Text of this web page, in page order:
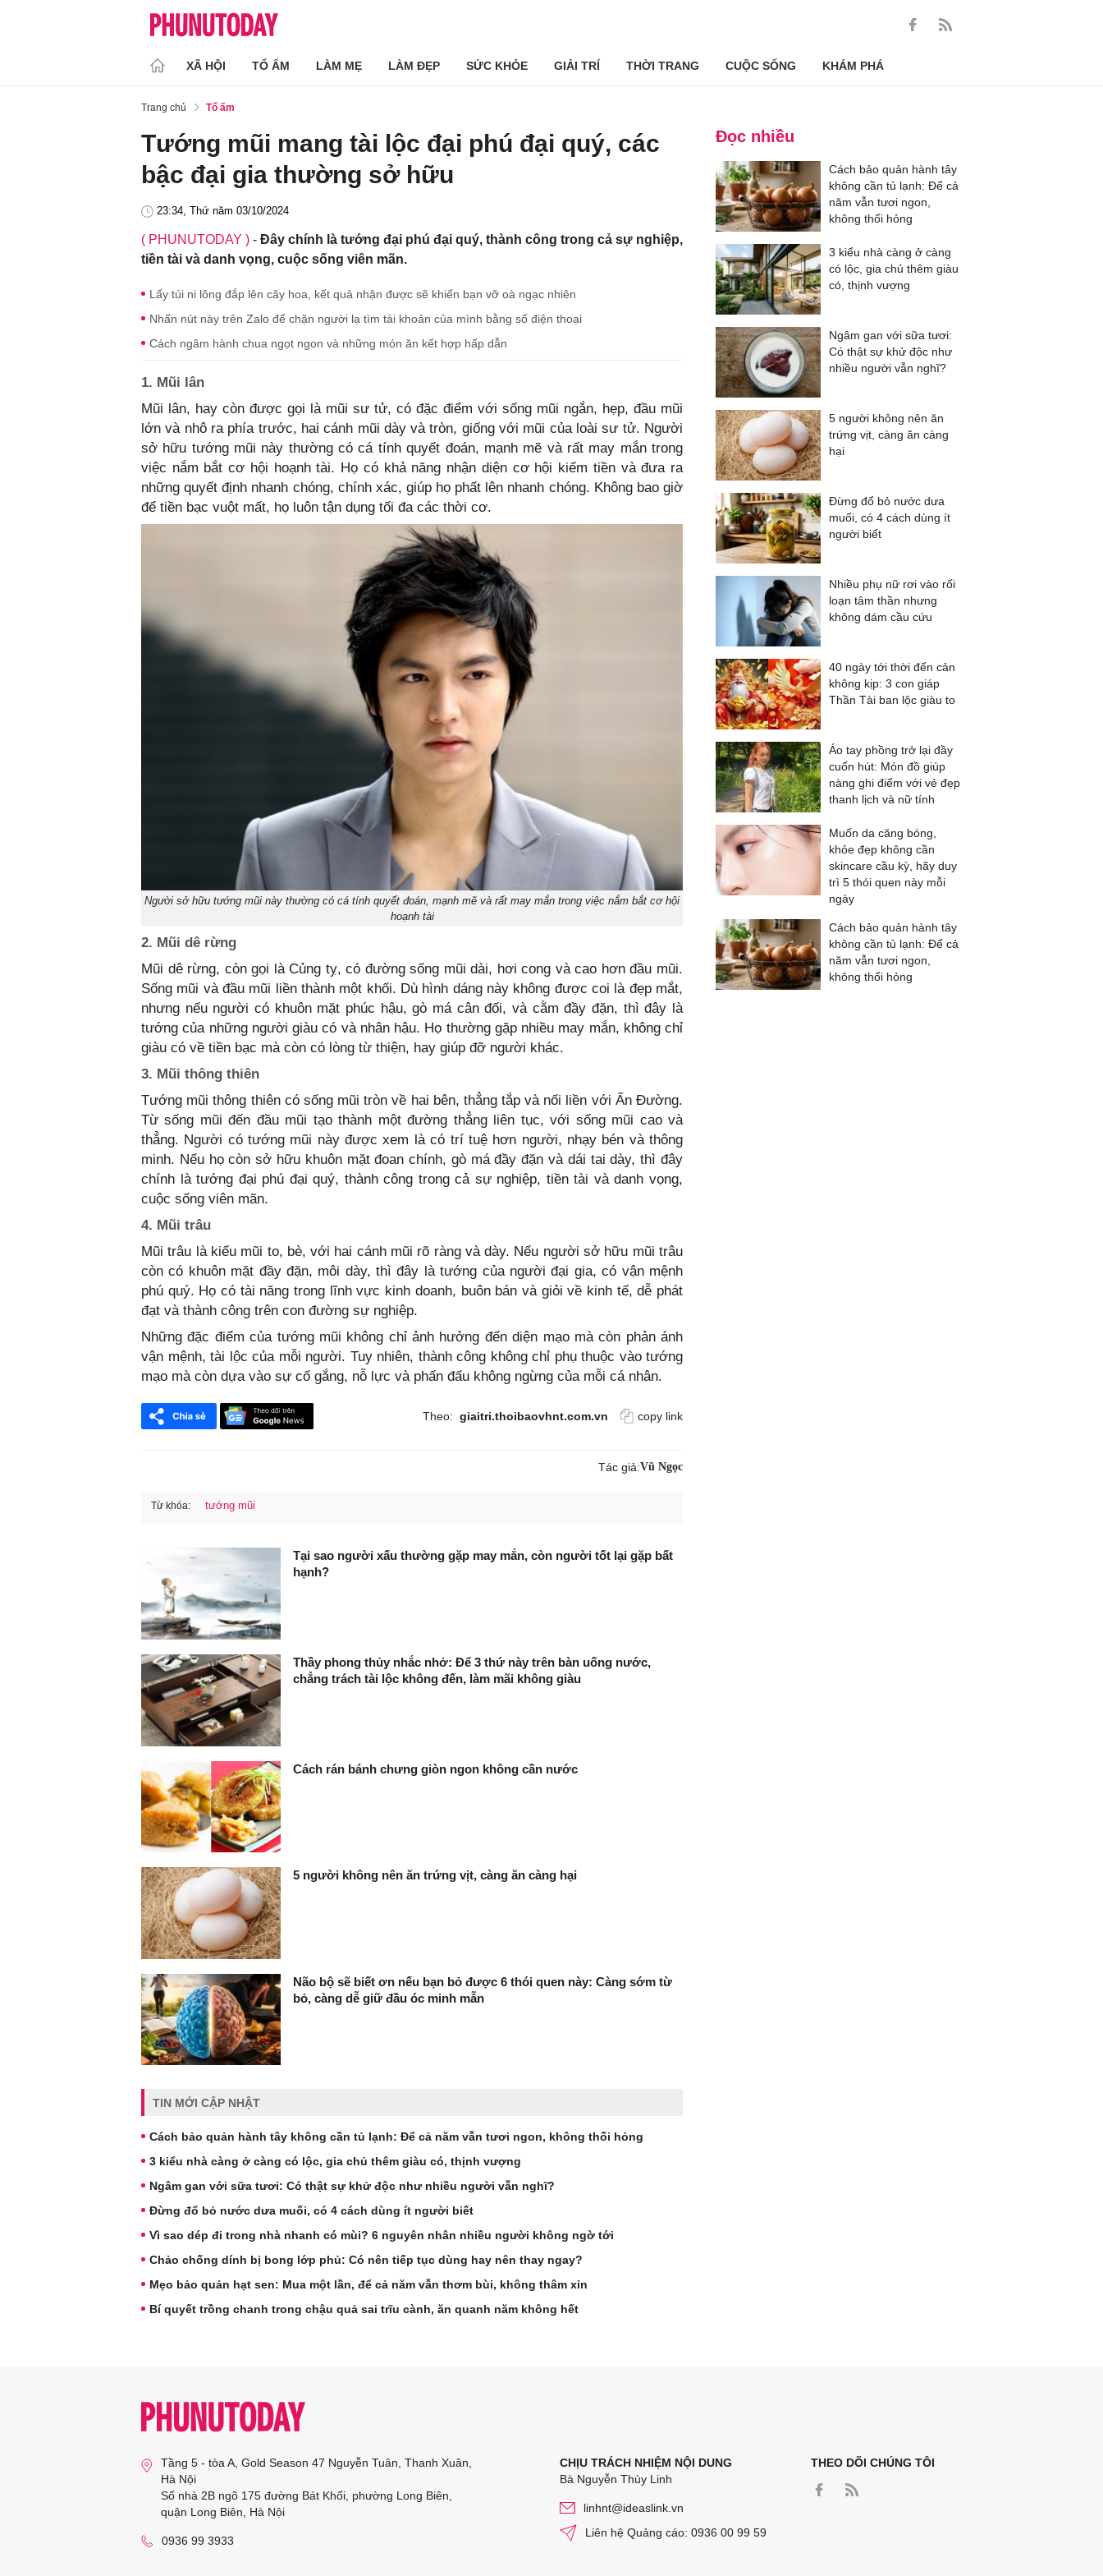
XÃ HỘI TỔ ẤM LÀM MẸ LÀM ĐẸP SỨC KHỎE GIẢI TRÍ THỜI TRANG CUỘC SỐNG KHÁM PHÁ
Trang chủ Tổ ấm
Tướng mũi mang tài lộc đại phú đại quý, các
bậc đại gia thường sở hữu
23:34, Thứ năm 03/10/2024
( PHUNUTODAY ) - Đây chính là tướng đại phú đại quý, thành công trong cả sự nghiệp,
tiền tài và danh vọng, cuộc sống viên mãn.
Lấy túi ni lông đắp lên cây hoa, kết quả nhận được sẽ khiến bạn vỡ oà ngạc nhiên
Nhấn nút này trên Zalo để chặn người lạ tìm tài khoản của mình bằng số điện thoại
Cách ngâm hành chua ngọt ngon và những món ăn kết hợp hấp dẫn
1. Mũi lân
Mũi lân, hay còn được gọi là mũi sư tử, có đặc điểm với sống mũi ngắn, hẹp, đầu mũi
lớn và nhô ra phía trước, hai cánh mũi dày và tròn, giống với mũi của loài sư tử. Người
sở hữu tướng mũi này thường có cá tính quyết đoán, mạnh mẽ và rất may mắn trong
việc nắm bắt cơ hội hoạnh tài. Họ có khả năng nhận diện cơ hội kiếm tiền và đưa ra
những quyết định nhanh chóng, chính xác, giúp họ phất lên nhanh chóng. Không bao giờ
để tiền bạc vuột mất, họ luôn tận dụng tối đa các thời cơ.
Người sở hữu tướng mũi này thường có cá tính quyết đoán, mạnh mẽ và rất may mắn trong việc nắm bắt cơ hội
hoạnh tài
2. Mũi dê rừng
Mũi dê rừng, còn gọi là Củng tỵ, có đường sống mũi dài, hơi cong và cao hơn đầu mũi.
Sống mũi và đầu mũi liền thành một khối. Dù hình dáng này không được coi là đẹp mắt,
nhưng nếu người có khuôn mặt phúc hậu, gò má cân đối, và cằm đầy đặn, thì đây là
tướng của những người giàu có và nhân hậu. Họ thường gặp nhiều may mắn, không chỉ
giàu có về tiền bạc mà còn có lòng từ thiện, hay giúp đỡ người khác.
3. Mũi thông thiên
Tướng mũi thông thiên có sống mũi tròn về hai bên, thẳng tắp và nối liền với Ấn Đường.
Từ sống mũi đến đầu mũi tạo thành một đường thẳng liên tục, với sống mũi cao và
thẳng. Người có tướng mũi này được xem là có trí tuệ hơn người, nhạy bén và thông
minh. Nếu họ còn sở hữu khuôn mặt đoan chính, gò má đầy đặn và dái tai dày, thì đây
chính là tướng đại phú đại quý, thành công trong cả sự nghiệp, tiền tài và danh vọng,
cuộc sống viên mãn.
4. Mũi trâu
Mũi trâu là kiểu mũi to, bè, với hai cánh mũi rõ ràng và dày. Nếu người sở hữu mũi trâu
còn có khuôn mặt đầy đặn, môi dày, thì đây là tướng của người đại gia, có vận mệnh
phú quý. Họ có tài năng trong lĩnh vực kinh doanh, buôn bán và giỏi về kinh tế, dễ phát
đạt và thành công trên con đường sự nghiệp.
Những đặc điểm của tướng mũi không chỉ ảnh hưởng đến diện mạo mà còn phản ánh
vận mệnh, tài lộc của mỗi người. Tuy nhiên, thành công không chỉ phụ thuộc vào tướng
mạo mà còn dựa vào sự cố gắng, nỗ lực và phấn đấu không ngừng của mỗi cá nhân.
Theo: giaitri.thoibaovhnt.com.vn copy link
Tác giả:Vũ Ngọc
Từ khóa: tướng mũi
Tại sao người xấu thường gặp may mắn, còn người tốt lại gặp bất
hạnh?
Thầy phong thủy nhắc nhở: Để 3 thứ này trên bàn uống nước,
chẳng trách tài lộc không đến, làm mãi không giàu
Cách rán bánh chưng giòn ngon không cần nước
5 người không nên ăn trứng vịt, càng ăn càng hại
Não bộ sẽ biết ơn nếu bạn bỏ được 6 thói quen này: Càng sớm từ
bỏ, càng dễ giữ đầu óc minh mẫn
TIN MỚI CẬP NHẬT
Cách bảo quản hành tây không cần tủ lạnh: Để cả năm vẫn tươi ngon, không thối hỏng
3 kiểu nhà càng ở càng có lộc, gia chủ thêm giàu có, thịnh vượng
Ngâm gan với sữa tươi: Có thật sự khử độc như nhiều người vẫn nghĩ?
Đừng đổ bỏ nước dưa muối, có 4 cách dùng ít người biết
Vì sao dép đi trong nhà nhanh có mùi? 6 nguyên nhân nhiều người không ngờ tới
Chảo chống dính bị bong lớp phủ: Có nên tiếp tục dùng hay nên thay ngay?
Mẹo bảo quản hạt sen: Mua một lần, để cả năm vẫn thơm bùi, không thâm xỉn
Bí quyết trồng chanh trong chậu quả sai trĩu cành, ăn quanh năm không hết
Đọc nhiều
Cách bảo quản hành tây
không cần tủ lạnh: Để cả
năm vẫn tươi ngon,
không thối hỏng
3 kiểu nhà càng ở càng
có lộc, gia chủ thêm giàu
có, thịnh vượng
Ngâm gan với sữa tươi:
Có thật sự khử độc như
nhiều người vẫn nghĩ?
5 người không nên ăn
trứng vịt, càng ăn càng
hại
Đừng đổ bỏ nước dưa
muối, có 4 cách dùng ít
người biết
Nhiều phụ nữ rơi vào rối
loạn tâm thần nhưng
không dám cầu cứu
40 ngày tới thời đến cản
không kịp: 3 con giáp
Thần Tài ban lộc giàu to
Áo tay phồng trở lại đầy
cuốn hút: Món đồ giúp
nàng ghi điểm với vẻ đẹp
thanh lịch và nữ tính
Muốn da căng bóng,
khỏe đẹp không cần
skincare cầu kỳ, hãy duy
trì 5 thói quen này mỗi
ngày
Cách bảo quản hành tây
không cần tủ lạnh: Để cả
năm vẫn tươi ngon,
không thối hỏng
Tầng 5 - tòa A, Gold Season 47 Nguyễn Tuân, Thanh Xuân,
Hà Nội
Số nhà 2B ngõ 175 đường Bát Khối, phường Long Biên,
quận Long Biên, Hà Nội
0936 99 3933
CHỊU TRÁCH NHIỆM NỘI DUNG
Bà Nguyễn Thùy Linh
linhnt@ideaslink.vn
Liên hệ Quảng cáo: 0936 00 99 59
THEO DÕI CHÚNG TÔI